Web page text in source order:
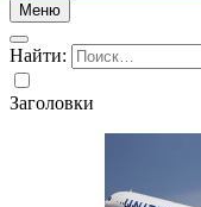
Меню
Найти:
Заголовки